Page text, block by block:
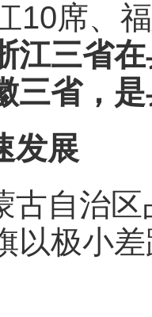
10席、
江三省
三省，
发展
古自治
以极小